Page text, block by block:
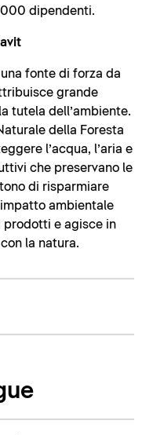
dipendenti.
fonte di forza da
grande
tutela dell’ambiente.
della Foresta
l’acqua, l’aria e
che preservano le
di risparmiare
ambientale
prodotti e agisce in
la natura.